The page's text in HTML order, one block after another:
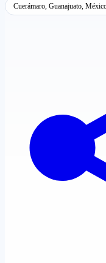
Cuerámaro, Guanajuato,